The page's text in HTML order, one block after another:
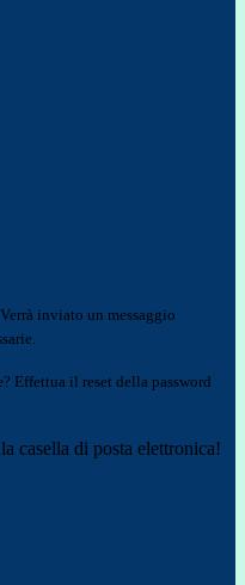
Verrà inviato un messaggio
Effettua il reset della password
casella di posta elettronica!